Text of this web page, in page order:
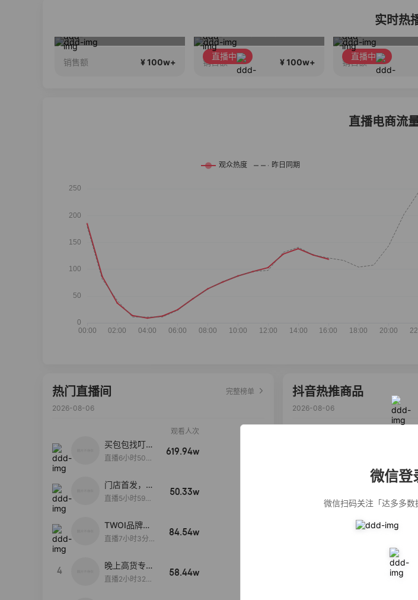
微信登
微信扫码关注「达多多数
实时热
销售额 ¥ 100w+
直播中
销售额 ¥ 100w+
直播中
销售额
直播电商流
热门直播间
完整榜单
2026-08-06
观看人次
买包包找叮
当,一折购！
直播6小时50分
619.94w
门店首发，秋
款大上新！！
直播5小时59分
50.33w
TWOI品牌直
播间新款上
直播7小时3分5
84.54w
4
晚上高货专场
大放漏
直播2小时32分
58.44w
抖音热推商品
2026-08-06
重油污去油王污
渍清洁剂油烟净
污渍除菌除螨3倍
一品欢【10包鲜
鲜凉皮现做现发
免煮开袋即食劲
艾草抽绳式免撕
垃圾袋大号特厚